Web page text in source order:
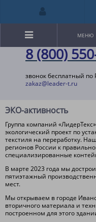
8 (800)
звонок бесплатный по
zakaz@leader-t.ru
МЕНЮ
ЭКО-активность
Группа компаний
экологический проект по
текстиля на переработку.
регионов России к
специализированные
В марте 2023 года мы
пятиэтажный
мест.
Мы открываем в городе
вторичного материала и
построенном для этого